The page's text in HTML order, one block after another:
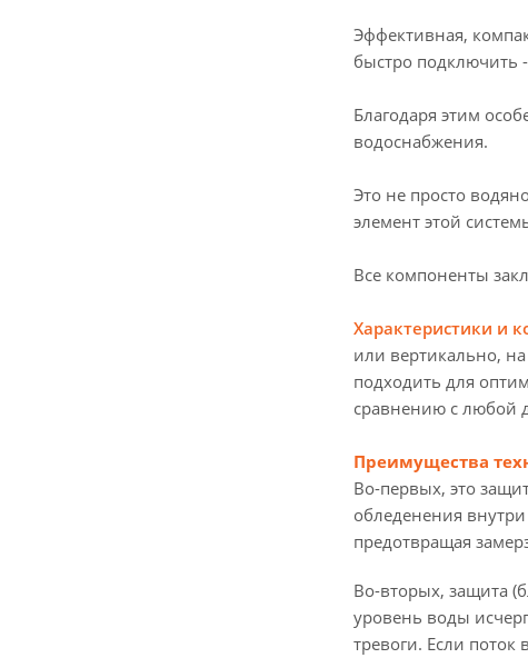
Эффективная,
быстро подключить
Благодаря этим
водоснабжения.
Это не просто
элемент этой
Все компоненты
Характеристики и
или вертикально,
подходить для
сравнению с любой
Преимущества
Во-первых, это
обледенения
предотвращая
Во-вторых, защита
уровень воды
тревоги. Если